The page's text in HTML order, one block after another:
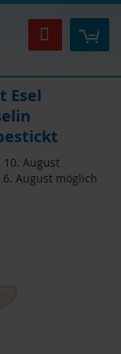
Suche
Esel
10. August
August möglich